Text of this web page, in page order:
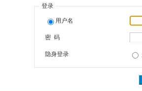
登录
用户名
密 码
隐身登录